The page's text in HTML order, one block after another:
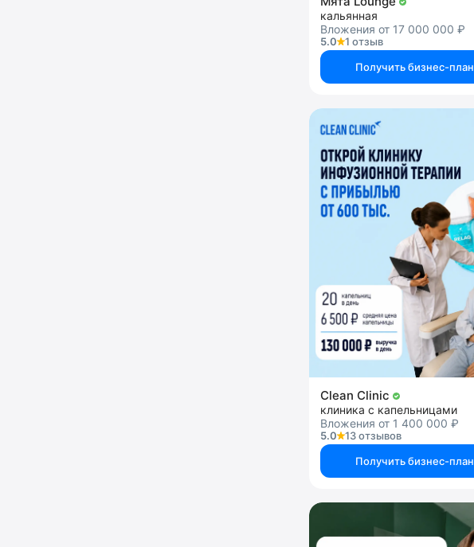
кальянная
Вложения от 17 000 000 ₽
5.0
1 отзыв
Получить бизнес-план
Clean Clinic
клиника с капельницами
Вложения от 1 400 000 ₽
5.0
13 отзывов
Получить бизнес-план